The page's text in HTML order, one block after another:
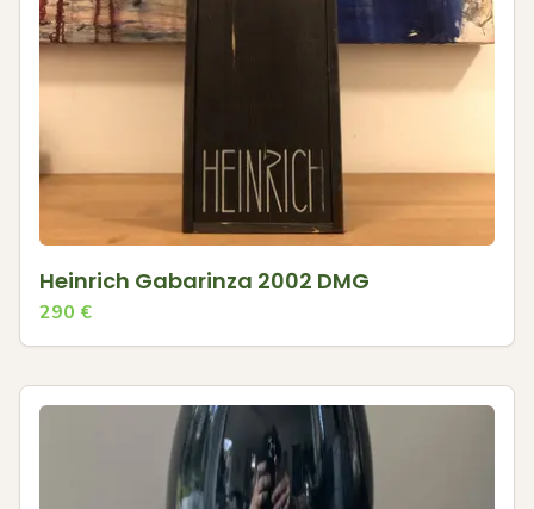
Heinrich Gabarinza 2002 DMG
290 €